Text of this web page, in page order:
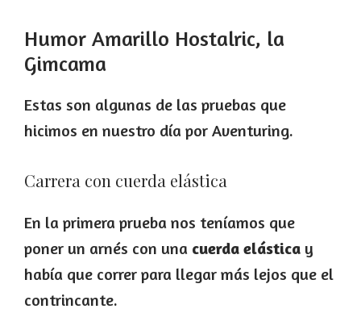
Humor Amarillo Hostalric, la
Gimcama
Estas son algunas de las pruebas que
hicimos en nuestro día por Aventuring.
Carrera con cuerda elástica
En la primera prueba nos teníamos que
poner un arnés con una cuerda elástica y
había que correr para llegar más lejos que el
contrincante.